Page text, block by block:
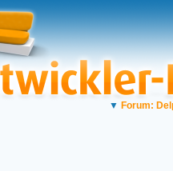
▼ Forum: